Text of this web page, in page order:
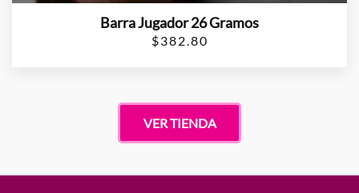
Barra Jugador 26 Gramos
$382.80
VER TIENDA